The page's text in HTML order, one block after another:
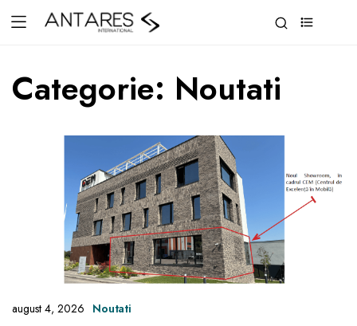
Categorie: Noutati
august 4, 2026 Noutati